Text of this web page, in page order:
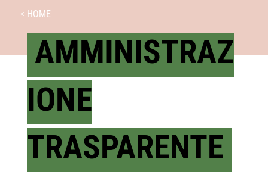
< HOME
AMMINISTRAZ
IONE
TRASPARENTE